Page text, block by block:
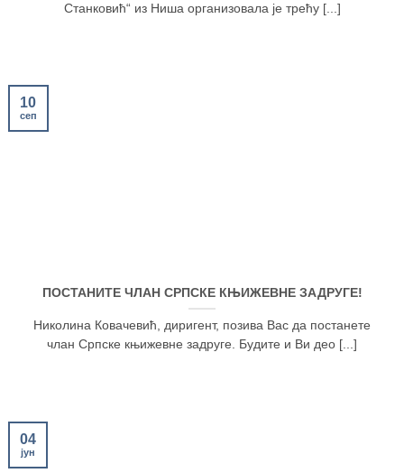
Станковић“ из Ниша организовала је трећу [...]
ПОСТАНИТЕ ЧЛАН СРПСКЕ КЊИЖЕВНЕ ЗАДРУГЕ!
Николина Ковачевић, диригент, позива Вас да постанете
члан Српске књижевне задруге. Будите и Ви део [...]
10
сеп
04
јун